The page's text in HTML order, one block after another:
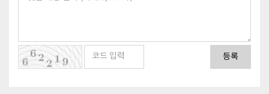
등록